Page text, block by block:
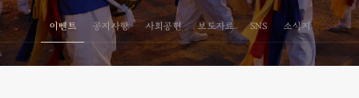
이벤트 공지사항 사회공헌 보도자료 SNS 소식지